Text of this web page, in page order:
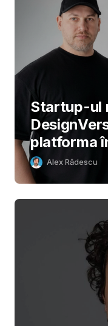
Startup-ul
platforma
Alex Rădescu